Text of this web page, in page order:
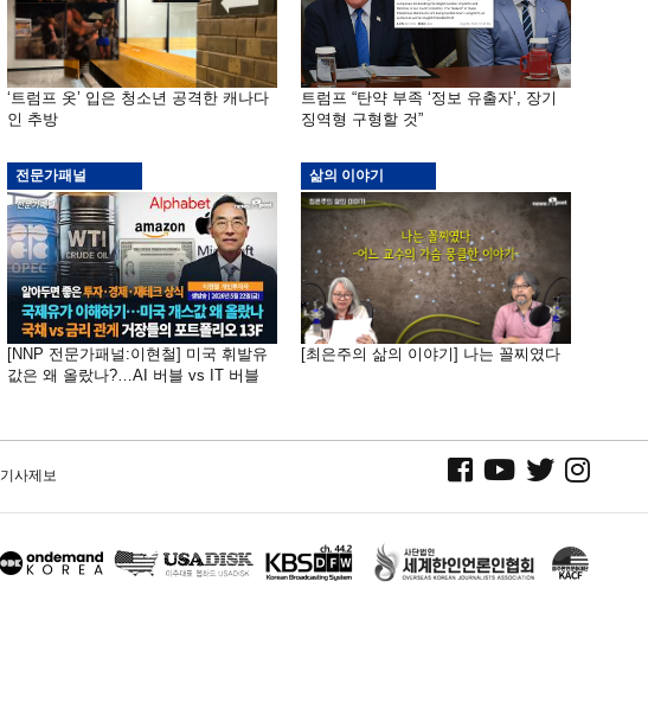
‘트럼프 옷’ 입은 청소년 공격한 캐나다
인 추방
트럼프 “탄약 부족 ‘정보 유출자’, 장기
징역형 구형할 것”
전문가패널
[NNP 전문가패널:이현철] 미국 휘발유
값은 왜 올랐나?…AI 버블 vs IT 버블
삶의 이야기
[최은주의 삶의 이야기] 나는 꼴찌였다
기사제보